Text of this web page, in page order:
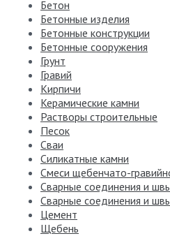
Бетон
Бетонные изделия
Бетонные конструкции
Бетонные сооружения
Грунт
Гравий
Кирпичи
Керамические камни
Растворы строительные
Песок
Сваи
Силикатные камни
Смеси щебенчато-
Сварные соединения и
Сварные соединения и
Цемент
Щебень